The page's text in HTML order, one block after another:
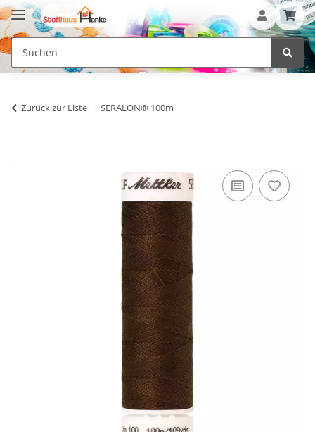
Zurück zur Liste SERALON® 100m